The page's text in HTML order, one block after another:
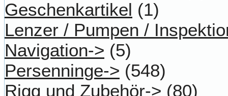
Geschenkartikel (1)
Lenzer / Pumpen /
Navigation-> (5)
Persenninge-> (548)
Rigg und Zubehör-> (80)